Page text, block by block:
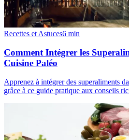
Recettes et Astuces6 min
Comment Intégrer les
Cuisine Paléo
Apprenez à intégrer des superaliments
grâce à ce guide pratique aux conseils